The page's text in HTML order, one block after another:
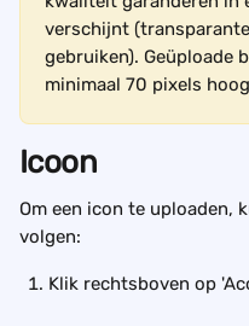
verschijnt
gebruiken). Geüploade
minimaal 70 pixels
Icoon
Om een icon te uploaden,
volgen:
Klik rechtsboven op